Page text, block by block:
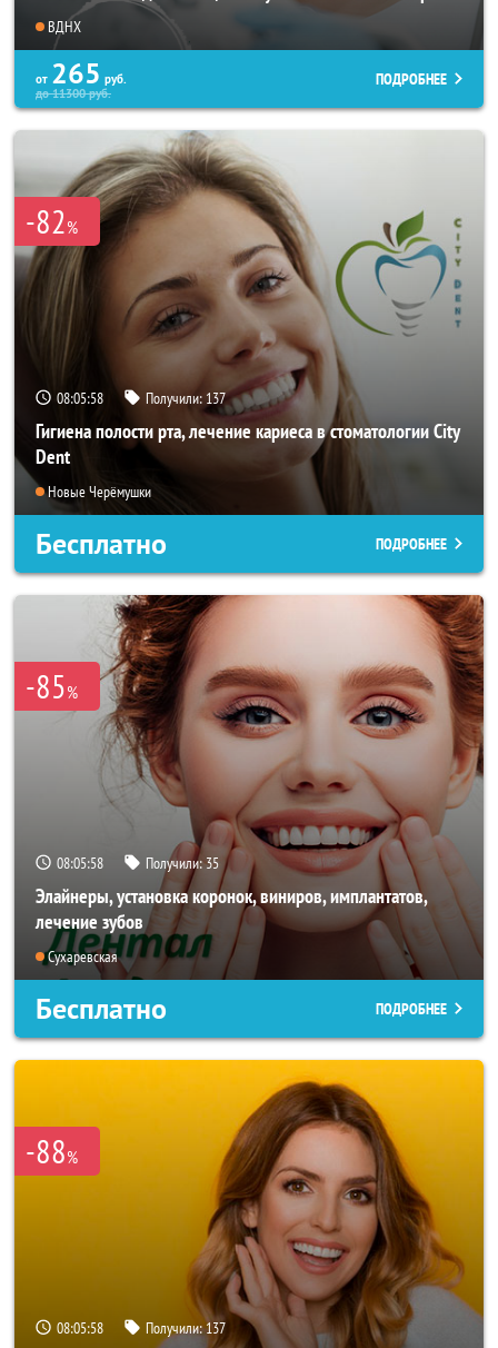
ВДНХ
от 265 руб.
до11300руб.
ПОДРОБНЕЕ
-82%
08:05:55 Получили: 137
Гигиена полости рта, лечение кариеса в стоматологии City
Dent
Новые Черёмушки
Бесплатно ПОДРОБНЕЕ
-85%
08:05:55 Получили:35
Элайнеры, установка коронок, виниров, имплантатов,
лечение зубов
Сухаревская
Бесплатно ПОДРОБНЕЕ
-88%
08:05:55 Получили:137